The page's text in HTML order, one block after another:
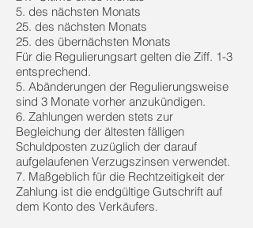
5. des nächsten Monats
25. des nächsten Monats
25. des übernächsten Monats
Für die Regulierungsart gelten die Ziff. 1-3
entsprechend.
5. Abänderungen der Regulierungsweise
sind 3 Monate vorher anzukündigen.
6. Zahlungen werden stets zur
Begleichung der ältesten fälligen
Schuldposten zuzüglich der darauf
aufgelaufenen Verzugszinsen verwendet.
7. Maßgeblich für die Rechtzeitigkeit der
Zahlung ist die endgültige Gutschrift auf
dem Konto des Verkäufers.